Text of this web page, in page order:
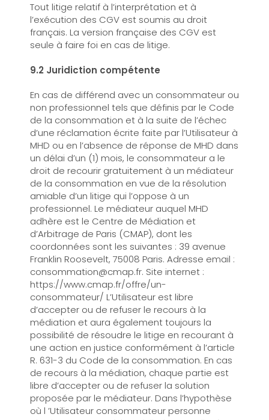
Tout litige relatif à l’interprétation et à
l’exécution des CGV est soumis au droit
français. La version française des CGV est
seule à faire foi en cas de litige.
9.2 Juridiction compétente
En cas de différend avec un consommateur ou
non professionnel tels que définis par le Code
de la consommation et à la suite de l’échec
d’une réclamation écrite faite par l’Utilisateur à
MHD ou en l’absence de réponse de MHD dans
un délai d’un (1) mois, le consommateur a le
droit de recourir gratuitement à un médiateur
de la consommation en vue de la résolution
amiable d’un litige qui l’oppose à un
professionnel. Le médiateur auquel MHD
adhère est le Centre de Médiation et
d’Arbitrage de Paris (CMAP), dont les
coordonnées sont les suivantes : 39 avenue
Franklin Roosevelt, 75008 Paris. Adresse email :
consommation@cmap.fr. Site internet :
https://www.cmap.fr/offre/un-
consommateur/ L’Utilisateur est libre
d’accepter ou de refuser le recours à la
médiation et aura également toujours la
possibilité de résoudre le litige en recourant à
une action en justice conformément à l’article
R. 631-3 du Code de la consommation. En cas
de recours à la médiation, chaque partie est
libre d’accepter ou de refuser la solution
proposée par le médiateur. Dans l’hypothèse
où l ’Utilisateur consommateur personne